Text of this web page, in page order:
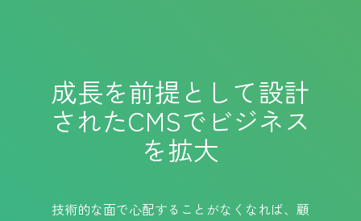
成長を前提として設計
されたCMSでビジネス
を拡大
技術的な面で心配することがなくなれば、顧